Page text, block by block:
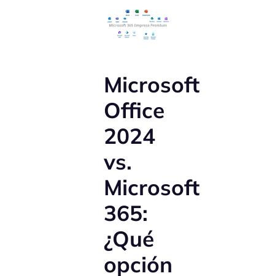
Microsoft
Office
2024
vs.
Microsoft
365:
¿Qué
opción